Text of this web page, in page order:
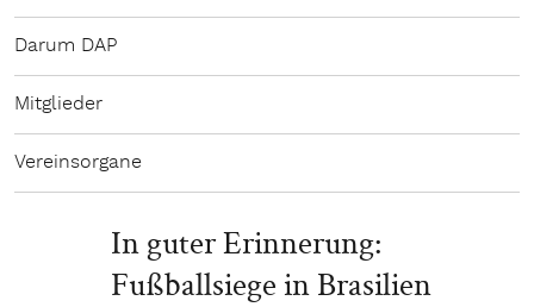
Darum DAP
Mitglieder
Vereinsorgane
In guter Erinnerung:
Fußballsiege in Brasilien